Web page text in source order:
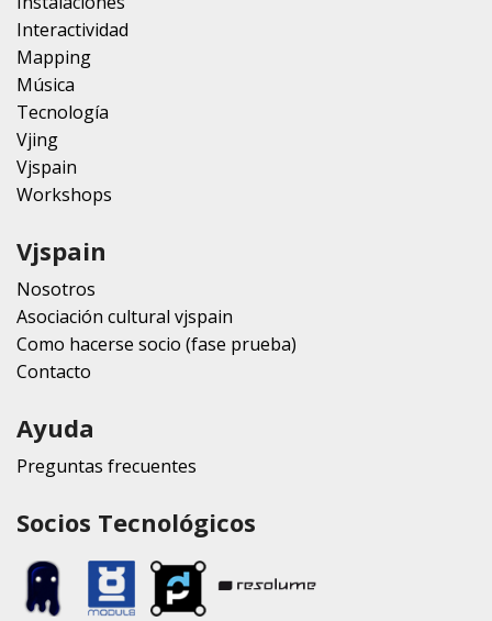
Interactividad
Mapping
Música
Tecnología
Vjing
Vjspain
Workshops
Vjspain
Nosotros
Asociación cultural vjspain
Como hacerse socio (fase prueba)
Contacto
Ayuda
Preguntas frecuentes
Socios Tecnológicos